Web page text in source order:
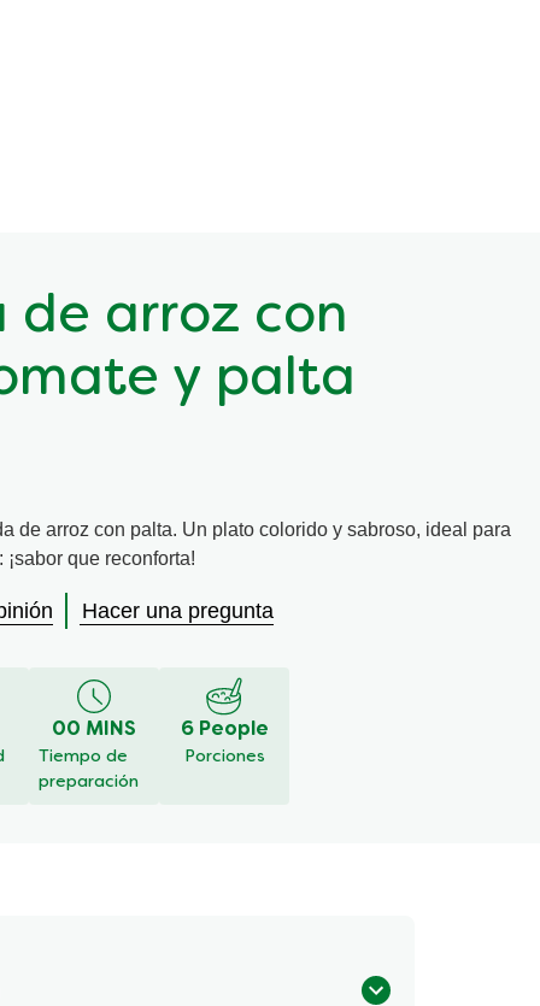
de arroz con
y palta
de arroz con palta. Un plato colorido y sabroso, ideal para
que reconforta!
Hacer una pregunta
00 MINS
Tiempo de
preparación
6 People
Porciones